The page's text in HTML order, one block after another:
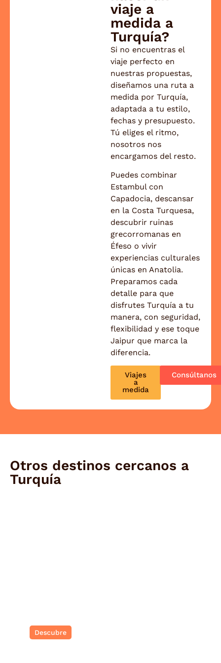
Un cordial saludo, El equipo de Viajes Jaipur
viaje a
medida a
Turquía?
Si no encuentras el
viaje perfecto en
nuestras propuestas,
diseñamos una ruta a
medida por Turquía,
adaptada a tu estilo,
fechas y presupuesto.
Tú eliges el ritmo,
nosotros nos
encargamos del resto.
Puedes combinar
Estambul con
Capadocia, descansar
en la Costa Turquesa,
descubrir ruinas
grecorromanas en
Éfeso o vivir
experiencias culturales
únicas en Anatolia.
Preparamos cada
detalle para que
disfrutes Turquía a tu
manera, con seguridad,
flexibilidad y ese toque
Jaipur que marca la
diferencia.
Viajes
a
medida
Consúltanos
Otros destinos cercanos a
Turquía
Descubre